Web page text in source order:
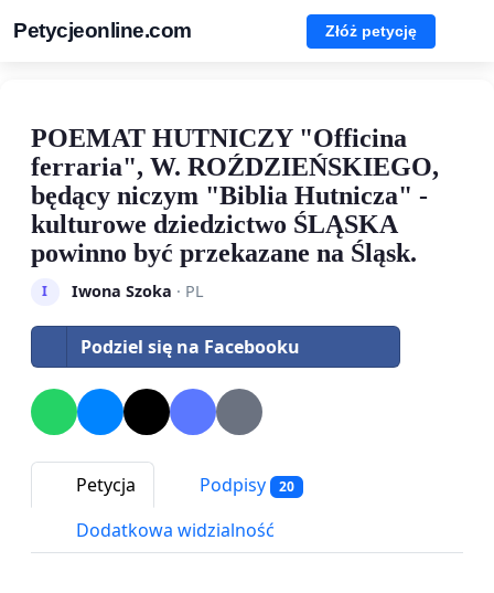
Petycjeonline.com Złóż petycję
POEMAT HUTNICZY "Officina
ferraria", W. ROŹDZIEŃSKIEGO,
będący niczym "Biblia Hutnicza" -
kulturowe dziedzictwo ŚLĄSKA
powinno być przekazane na Śląsk.
I Iwona Szoka · PL
Podziel się na Facebooku
Petycja Podpisy 20
Dodatkowa widzialność